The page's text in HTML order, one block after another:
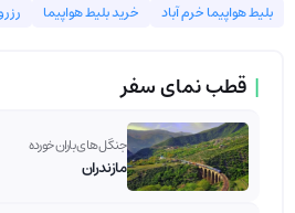
بلیط هواپیما خرم آباد خرید بلیط هواپیما
| قطب نمای سفر
جنگل های باران خورده
مازندران